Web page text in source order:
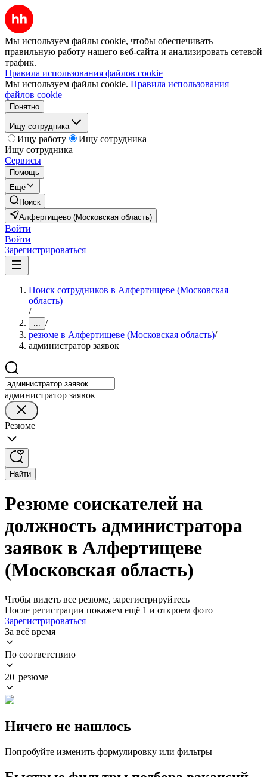
Мы используем файлы cookie, чтобы обеспечивать
правильную работу нашего веб-сайта и анализировать сетевой
трафик.
Правила использования файлов cookie
Мы используем файлы cookie. Правила использования
файлов cookie
Понятно
Ищу сотрудника
Ищу работу
Ищу сотрудника
Ищу сотрудника
Сервисы
Помощь
Ещё
Поиск
Алфертищево (Московская область)
Войти
Войти
Зарегистрироваться
Поиск сотрудников в Алфертищеве (Московская
область)
/
... /
резюме в Алфертищеве (Московская область)/
администратор заявок
администратор заявок
Резюме
Найти
Резюме соискателей на
должность администратора
заявок в Алфертищеве
(Московская область)
Чтобы видеть все резюме, зарегистрируйтесь
После регистрации покажем ещё 1 и откроем фото
Зарегистрироваться
За всё время
По соответствию
20 резюме
Ничего не нашлось
Попробуйте изменить формулировку или фильтры